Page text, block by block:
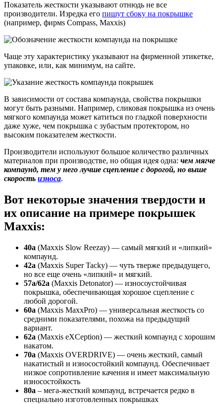
Показатель жесткости указывают отнюдь не все
производители. Изредка его пишут сбоку на покрышке
(например, фирмs Compass, Maxxis)
Чаще эту характеристику указывают на фирменной этикетке,
упаковке, или, как минимум, на сайте.
В зависимости от состава компаунда, свойства покрышки
могут быть разными. Например, сликовая покрышка из очень
мягкого компаунда может катиться по гладкой поверхности
даже хуже, чем покрышка с зубастым протектором, но
высоким показателем жесткости.
Производители используют большое количество различных
материалов при производстве, но общая идея одна: чем мягче
компаунд, тем у него лучше сцепление с дорогой, но выше
скорость износа.
Вот некоторые значения твердости и
их описание на примере покрышек
Maxxis:
40a (Maxxis Slow Reezay) — самый мягкий и «липкий»
компаунд.
42a (Maxxis Super Tacky) — чуть тверже предыдущего,
но все еще очень «липкий» и мягкий.
57а/62a (Maxxis Detonator) — износоустойчивая
покрышка, обеспечивающая хорошое сцепление с
любой дорогой.
60a (Maxxis MaxxPro) — универсальная жесткость со
средними показателями, похожа на предыдущий
вариант.
62a (Maxxis eXCeption) — жесткий компаунд с хорошим
накатом.
70a (Maxxis OVERDRIVE) — очень жесткий, самый
накатистый и износостойкий компаунд. Обеспечивает
низкое сопротивление качения и имеет максимальную
износостойкость
80а – мега-жесткий компаунд, встречается редко в
специально изготовленных покрышках